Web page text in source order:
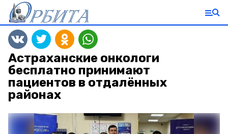
Астраханские онкологи
бесплатно принимают
пациентов в отдалённых
районах